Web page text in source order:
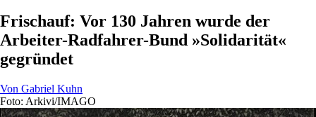
Frischauf: Vor 130 Jahren wurde der
Arbeiter-Radfahrer-Bund »Solidarität«
gegründet
Von Gabriel Kuhn
Foto: Arkivi/IMAGO